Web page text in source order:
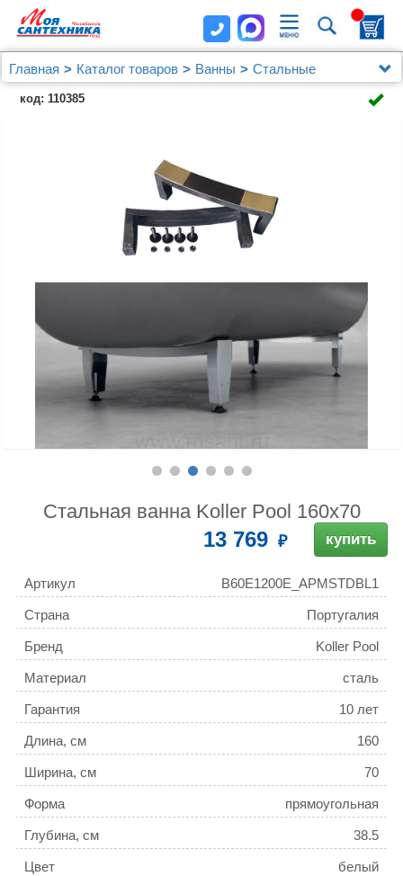
Главная Каталог товаров Ванны
Стальные
Стальная ванна Koller Pool 160x70
код: 110385
Стальная ванна Koller Pool 160x70
13 769 купить
Артикул
B60E1200E_APMSTDBL1
(Koller Pool)
Страна
Португалия
Бренд Koller Pool
Материал сталь
Гарантия 10 лет
Длина, см 160
Ширина, см 70
Форма прямоугольная
Глубина, см 38.5
Цвет белый